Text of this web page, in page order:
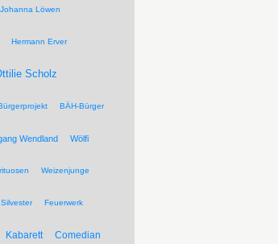
Johanna Löwen
Hermann Erver
Scholz
BÄH-Bürger
Wendland Wölfi
Weizenjunge
Silvester Feuerwerk
Kabarett Comedian